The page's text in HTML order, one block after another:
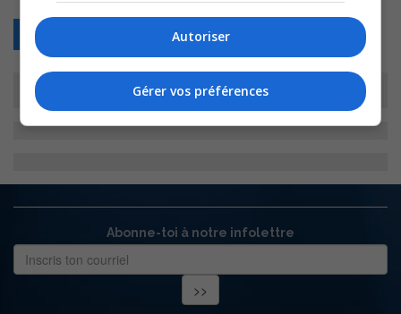
Abonne-toi à notre infolettre
Autoriser
Gérer vos préférences